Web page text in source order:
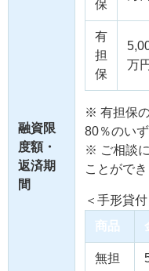
融資限
度額・
返済期
間
保
有
担
保
万円
※ 有担保
80％のい
※ ご相談
ことができ
＜手形貸付
商品
無担